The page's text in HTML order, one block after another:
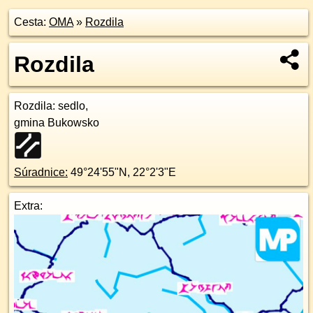
Cesta: OMA» Rozdila
Rozdila
Rozdila: sedlo,
gmina Bukowsko
Súradnice: 49°24'55"N , 22°2'3"E
Extra: